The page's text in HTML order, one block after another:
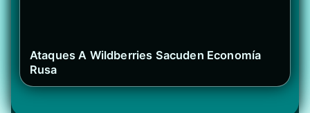
Ataques A Wildberries Sacuden Economía
Rusa